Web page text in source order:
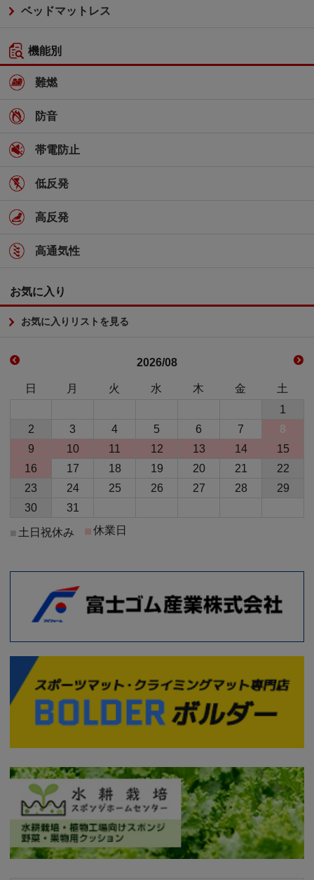
ベッドマットレス
機能別
難燃
防音
帯電防止
低反発
高反発
高通気性
お気に入り
お気に入りリストを見る
2026/08
日 月 火 水 木 金
土
1
2
3 4 5 6 7
8
9
10 11 12 13 14
15
16
17 18 19 20 21
22
23
24 25 26 27 28
29
30
31
■ 土日祝休み ■休業日